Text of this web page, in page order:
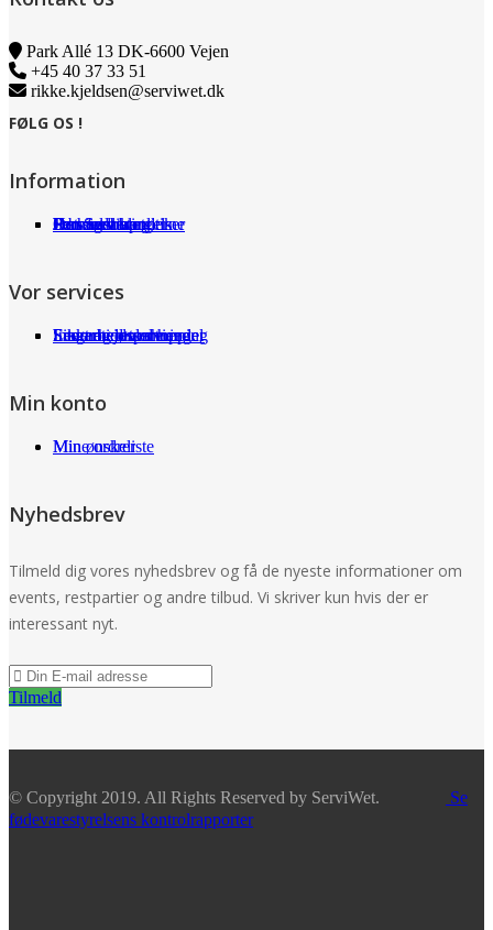
Park Allé 13 DK-6600 Vejen
+45 40 37 33 51
rikke.kjeldsen@serviwet.dk
FØLG OS !
Information
Om Serviwet
Serviwet blog
Forhandlere
Persondatapolitik
Handelsbetingelser
Det siger kunderne
Jobs
Vor services
Fragt og returneringer
Sikkerhed ved handel
International shopping
Samarbejdspartnere
Leverandørservice
Min konto
Min ønskeliste
Mine ordrer
Nyhedsbrev
Tilmeld dig vores nyhedsbrev og få de nyeste informationer om
events, restpartier og andre tilbud. Vi skriver kun hvis der er
interessant nyt.
Tilmeld
© Copyright 2019. All Rights Reserved by ServiWet.
Se
fødevarestyrelsens kontrolrapporter